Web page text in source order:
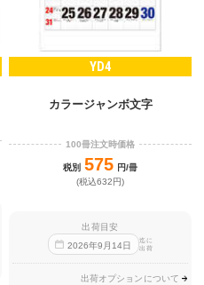
YD4
カラージャンボ文字
100冊注文時価格
税別 575 円/冊
(税込632円)
出荷目安
2026年9 月 14日
迄に
出荷
出荷オプションについて